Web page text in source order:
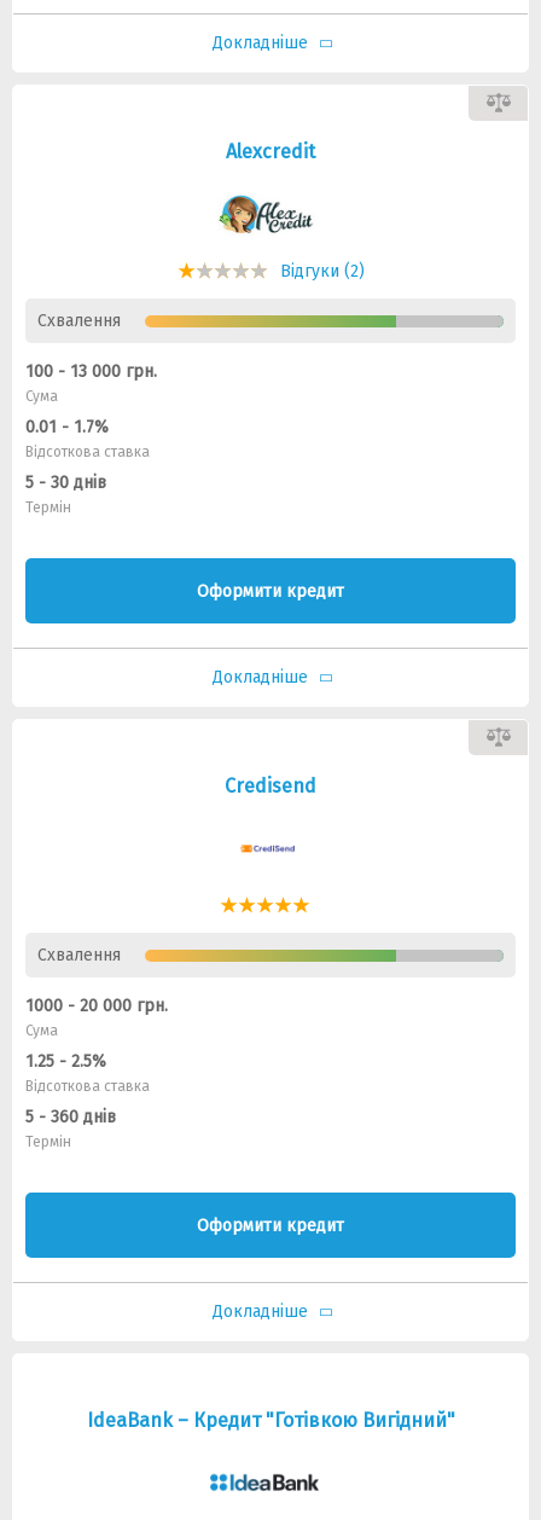
Докладніше
Alexcredit
Відгуки (2)
Схвалення
100 - 13 000 грн.
Сума
0.01 - 1.7%
Відсоткова ставка
5 - 30 днів
Термін
Оформити кредит
Докладніше
Credisend
Схвалення
1000 - 20 000 грн.
Сума
1.25 - 2.5%
Відсоткова ставка
5 - 360 днів
Термін
Оформити кредит
Докладніше
IdeaBank – Кредит "Готівкою Вигідний"